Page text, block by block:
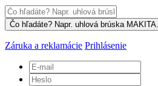
Záruka a reklamácie Prihlásenie